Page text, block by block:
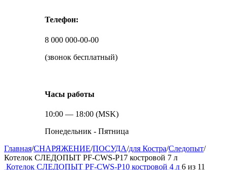
Телефон:
8 000 000-00-00
(звонок бесплатный)
Часы работы
10:00 — 18:00 (MSK)
Понедельник - Пятница
Главная/СНАРЯЖЕНИЕ/ПОСУДА/для Костра/Следопыт/
Котелок СЛЕДОПЫТ PF-CWS-P17 костровой 7 л
Котелок СЛЕДОПЫТ PF-CWS-P10 костровой 4 л 6 из 11